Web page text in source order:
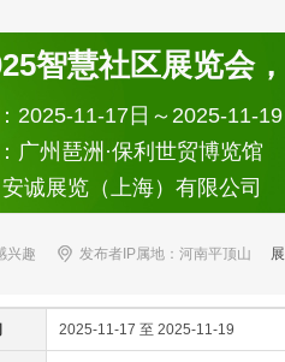
智慧社区展览会
2025-11-17日～2025-11-
广州琶洲·保利世贸博览馆
诚展览（上海）有限公司
兴趣 发布者IP属地：河南平顶山
2025-11-17 至 2025-11-19